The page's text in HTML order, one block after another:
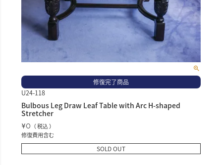
修復完了商品
U24-118
Bulbous Leg Draw Leaf Table with Arc H-shaped
Stretcher
¥0
税込
修復費用含む
SOLD OUT